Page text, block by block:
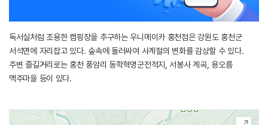
독서실처럼 조용한 캠핑장을 추구하는 우니메이카 홍천점은 강원도 홍천군
서석면에 자리잡고 있다. 숲속에 둘러싸여 사계절의 변화를 감상할 수 있다.
주변 즐길거리로는 홍천 풍암리 동학혁명군전적지, 서봉사 계곡, 용오름
맥주마을 등이 있다.